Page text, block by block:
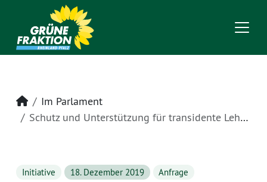
Startseite
Im Parlament
Schutz und Unterstützung für transidente Lehrkräfte
Initiative 18. Dezember 2019 Anfrage